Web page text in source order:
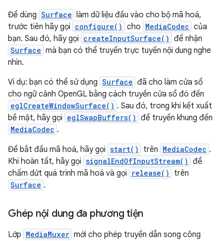
Để dùng Surface làm dữ liệu đầu vào cho bộ mã hoá,
trước tiên hãy gọi configure() cho MediaCodec của
bạn. Sau đó, hãy gọi createInputSurface() để nhận
Surface mà bạn có thể truyền trực tuyến nội dung nghe
nhìn.
Ví dụ: bạn có thể sử dụng Surface đã cho làm cửa sổ
cho ngữ cảnh OpenGL bằng cách truyền cửa sổ đó đến
eglCreateWindowSurface() . Sau đó, trong khi kết xuất
bề mặt, hãy gọi eglSwapBuffers() để truyền khung đến
MediaCodec .
Để bắt đầu mã hoá, hãy gọi start() trên MediaCodec .
Khi hoàn tất, hãy gọi signalEndOfInputStream() để
chấm dứt quá trình mã hoá và gọi
release() trên
Surface .
Ghép nội dung đa phương tiện
Lớp MediaMuxer mới cho phép truyền dẫn song công